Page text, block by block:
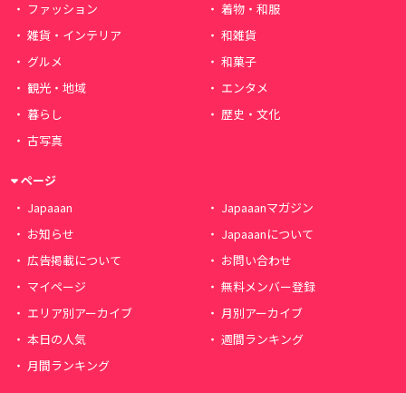
ファッション
着物・和服
雑貨・インテリア
和雑貨
グルメ
和菓子
観光・地域
エンタメ
暮らし
歴史・文化
古写真
ページ
Japaaan
Japaaanマガジン
お知らせ
Japaaanについて
広告掲載について
お問い合わせ
マイページ
無料メンバー登録
エリア別アーカイブ
月別アーカイブ
本日の人気
週間ランキング
月間ランキング